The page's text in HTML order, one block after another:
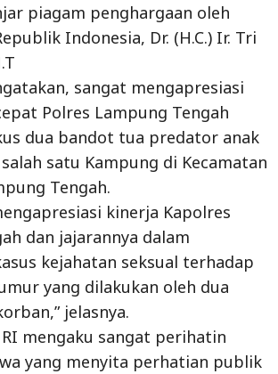
sangat mengapresiasi
Polres Lampung Tengah
dua bandot tua predator anak
satu Kampung di Kecamatan
Tengah.
kinerja Kapolres
dan jajarannya dalam
kejahatan seksual terhadap
yang dilakukan oleh dua
jelasnya.
mengaku sangat perihatin
yang menyita perhatian publik
dua orang pelaku yang
pelindung dan pengayom